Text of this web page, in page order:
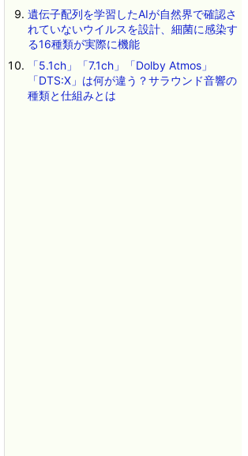
遺伝子配列を学習したAIが自然界で確認さ
れていないウイルスを設計、細菌に感染す
る16種類が実際に機能
「5.1ch」「7.1ch」「Dolby Atmos」
「DTS:X」は何が違う？サラウンド音響の
種類と仕組みとは